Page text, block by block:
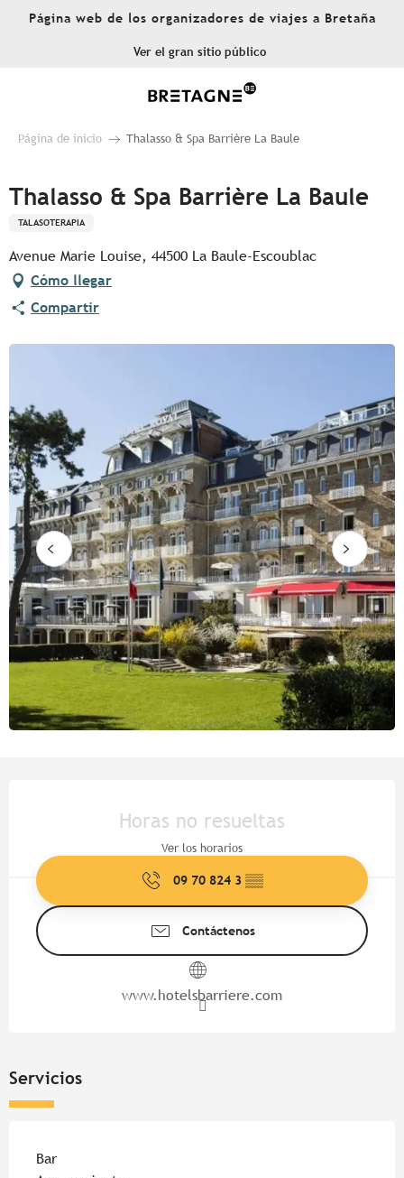
AllerPágina web de los organizadores de viajes a Bretaña
Ver el gran sitio público
Página de inicio Thalasso & Spa Barrière La Baule
Thalasso & Spa Barrière La Baule
TALASOTERAPIA
Avenue Marie Louise, 44500 La Baule-Escoublac
Cómo llegar
Compartir
Horas no resueltas
Ver los horarios
09 70 824 3 ▒▒
Contáctenos
www.hotelsbarriere.com
Servicios
Bar